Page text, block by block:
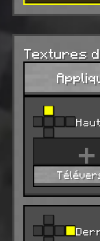
Textures
Haut
+